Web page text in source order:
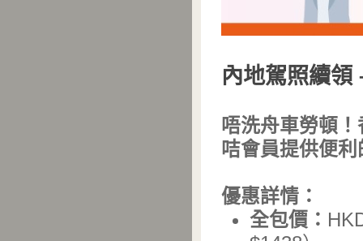
內地駕照續
唔洗舟車勞頓
咭會員提供便
優惠詳情：
全包價：